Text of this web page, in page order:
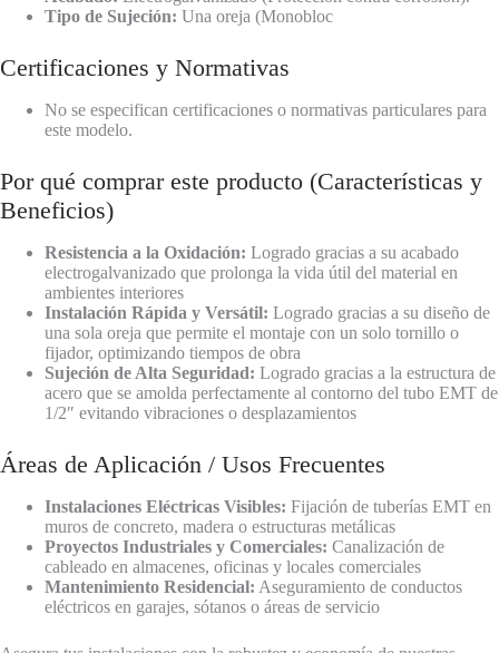
Tipo de Sujeción: Una oreja (Monobloc
Certificaciones y Normativas
No se especifican certificaciones o normativas particulares para
este modelo.
Por qué comprar este producto (Características y
Beneficios)
Resistencia a la Oxidación: Logrado gracias a su acabado
electrogalvanizado que prolonga la vida útil del material en
ambientes interiores
Instalación Rápida y Versátil: Logrado gracias a su diseño de
una sola oreja que permite el montaje con un solo tornillo o
fijador, optimizando tiempos de obra
Sujeción de Alta Seguridad: Logrado gracias a la estructura de
acero que se amolda perfectamente al contorno del tubo EMT de
1/2″ evitando vibraciones o desplazamientos
Áreas de Aplicación / Usos Frecuentes
Instalaciones Eléctricas Visibles: Fijación de tuberías EMT en
muros de concreto, madera o estructuras metálicas
Proyectos Industriales y Comerciales: Canalización de
cableado en almacenes, oficinas y locales comerciales
Mantenimiento Residencial: Aseguramiento de conductos
eléctricos en garajes, sótanos o áreas de servicio